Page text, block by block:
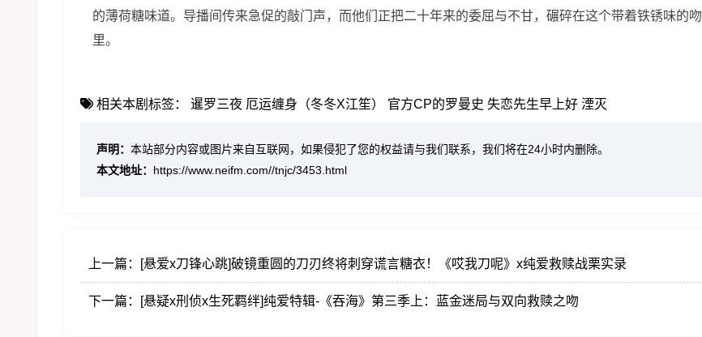
的薄荷糖味道。导播间传来急促的敲门声，而他们正把二十年来的委屈与不甘，碾碎在这个带着铁锈味的吻
里。
相关本剧标签： 暹罗三夜 厄运缠身（冬冬X江笙） 官方CP的罗曼史 失恋先生早上好 湮灭
声明： 本站部分内容或图片来自互联网，如果侵犯了您的权益请与我们联系，我们将在24小时内删除。
本文地址： https://www.neifm.com//tnjc/3453.html
上一篇： [悬爱x刀锋心跳]破镜重圆的刀刃终将刺穿谎言糖衣！《哎我刀呢》x纯爱救赎战栗实录
下一篇： [悬疑x刑侦x生死羁绊]纯爱特辑-《吞海》第三季上：蓝金迷局与双向救赎之吻